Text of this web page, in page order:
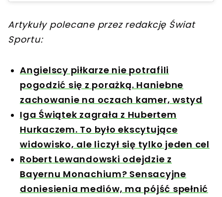
Artykuły polecane przez redakcję Świat
Sportu:
Angielscy piłkarze nie potrafili
pogodzić się z porażką. Haniebne
zachowanie na oczach kamer, wstyd
Iga Świątek zagrała z Hubertem
Hurkaczem. To było ekscytujące
widowisko, ale liczył się tylko jeden cel
Robert Lewandowski odejdzie z
Bayernu Monachium? Sensacyjne
doniesienia mediów, ma pójść spełnić